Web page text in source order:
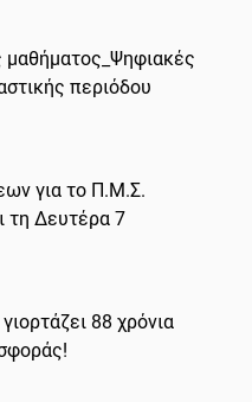
μαθήματος_Ψηφιακές
περιόδου
για το Π.Μ.Σ.
τη Δευτέρα 7
88 χρόνια